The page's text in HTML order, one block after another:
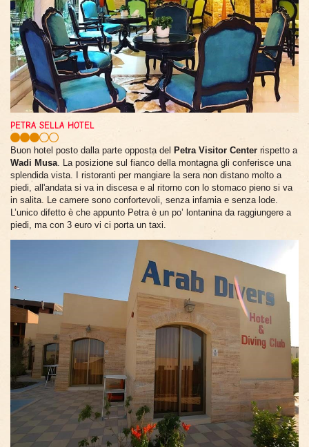
PETRA SELLA HOTEL
Buon hotel posto dalla parte opposta del Petra Visitor Center rispetto a
Wadi Musa . La posizione sul fianco della montagna gli conferisce una
splendida vista. I ristoranti per mangiare la sera non distano molto a
piedi, all'andata si va in discesa e al ritorno con lo stomaco pieno si va
in salita. Le camere sono confortevoli, senza infamia e senza lode.
L’unico difetto è che appunto Petra è un po’ lontanina da raggiungere a
piedi, ma con 3 euro vi ci porta un taxi.